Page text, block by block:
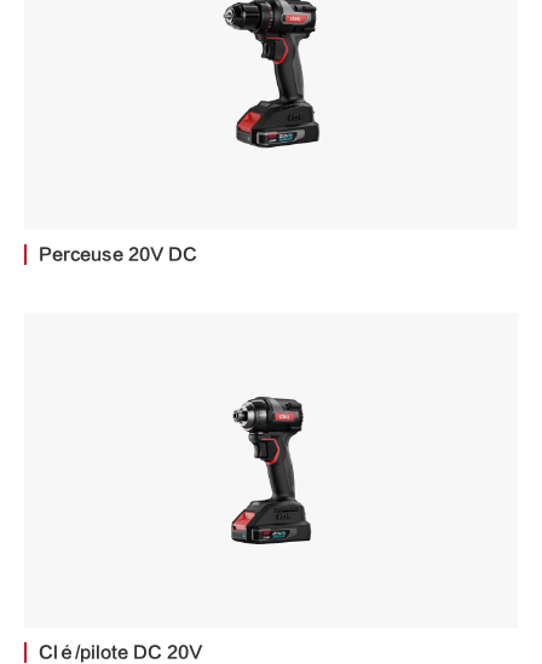
Perceuse 20V DC
Clé/pilote DC 20V